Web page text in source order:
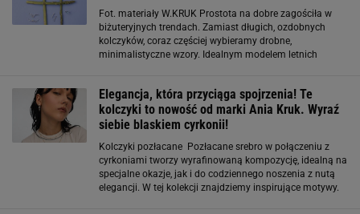
Fot. materiały W.KRUK Prostota na dobre zagościła w
biżuteryjnych trendach. Zamiast długich, ozdobnych
kolczyków, coraz częściej wybieramy drobne,
minimalistyczne wzory. Idealnym modelem letnich
Elegancja, która przyciąga spojrzenia! Te
kolczyki to nowość od marki Ania Kruk. Wyraź
siebie blaskiem cyrkonii!
Kolczyki pozłacane Pozłacane srebro w połączeniu z
cyrkoniami tworzy wyrafinowaną kompozycję, idealną na
specjalne okazje, jak i do codziennego noszenia z nutą
elegancji. W tej kolekcji znajdziemy inspirujące motywy.